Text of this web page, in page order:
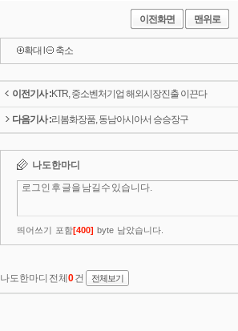
이전화면 맨위로
확대 축소
이전기사 :KTR, 중소벤처기업 해외시장진출 이끈다
다음기사 :리봄화장품, 동남아시아서 승승장구